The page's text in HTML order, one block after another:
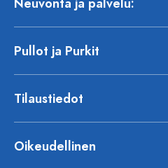
Pullot ja Purkit
Tilaustiedot
Oikeudellinen